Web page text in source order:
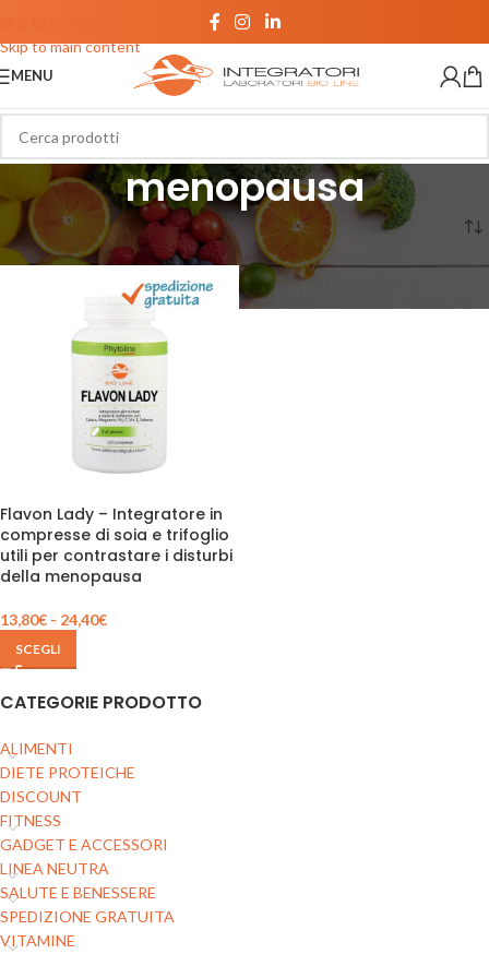
Skip to main content
MENU
menopausa
CATEGORIE PRODOTTO
ALIMENTI
DIETE PROTEICHE
DISCOUNT
FITNESS
GADGET E ACCESSORI
LINEA NEUTRA
SALUTE E BENESSERE
SPEDIZIONE GRATUITA
VITAMINE
Home Prodotti taggati “menopausa”
Flavon Lady – Integratore in
compresse di soia e trifoglio
utili per contrastare i disturbi
della menopausa
13,80€ - 24,40€
SCEGLI